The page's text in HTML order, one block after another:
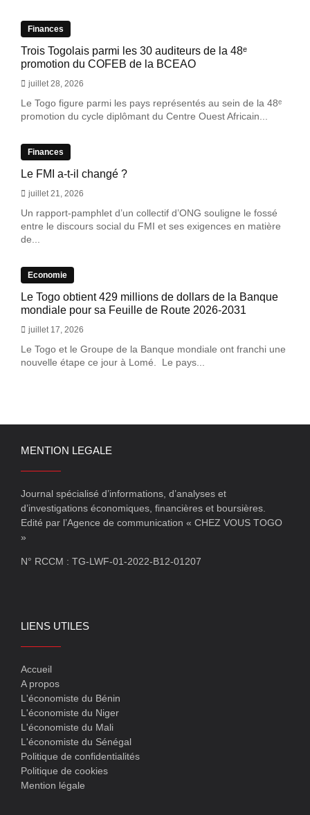
Finances
Trois Togolais parmi les 30 auditeurs de la 48ᵉ
promotion du COFEB de la BCEAO
juillet 28, 2026
Le Togo figure parmi les pays représentés au sein de la 48ᵉ
promotion du cycle diplômant du Centre Ouest Africain...
Finances
Le FMI a-t-il changé ?
juillet 21, 2026
Un rapport-pamphlet d’un collectif d’ONG souligne le fossé
entre le discours social du FMI et ses exigences en matière
de...
Economie
Le Togo obtient 429 millions de dollars de la Banque
mondiale pour sa Feuille de Route 2026-2031
juillet 17, 2026
Le Togo et le Groupe de la Banque mondiale ont franchi une
nouvelle étape ce jour à Lomé. Le pays...
MENTION LEGALE
Journal spécialisé d’informations, d’analyses et
d’investigations économiques, financières et boursières.
Edité par l’Agence de communication « CHEZ VOUS TOGO
»
N° RCCM : TG-LWF-01-2022-B12-01207
LIENS UTILES
Accueil
A propos
L'économiste du Bénin
L'économiste du Niger
L'économiste du Mali
L'économiste du Sénégal
Politique de confidentialités
Politique de cookies
Mention légale